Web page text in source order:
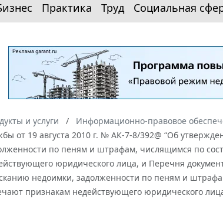
Практика Труд Социальная
и услуги Информационно-правовое
от 19 августа 2010 г. № АК-7-8/392@ “Об
по пеням и штрафам, числящимся по
юридического лица, и Перечня
недоимки, задолженности по пеням и
признакам недействующего юридического